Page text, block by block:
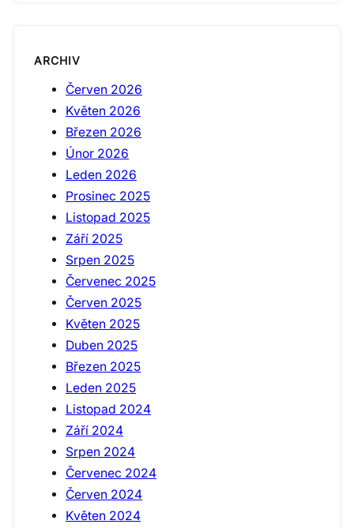
ARCHIV
Červen 2026
Květen 2026
Březen 2026
Únor 2026
Leden 2026
Prosinec 2025
Listopad 2025
Září 2025
Srpen 2025
Červenec 2025
Červen 2025
Květen 2025
Duben 2025
Březen 2025
Leden 2025
Listopad 2024
Září 2024
Srpen 2024
Červenec 2024
Červen 2024
Květen 2024